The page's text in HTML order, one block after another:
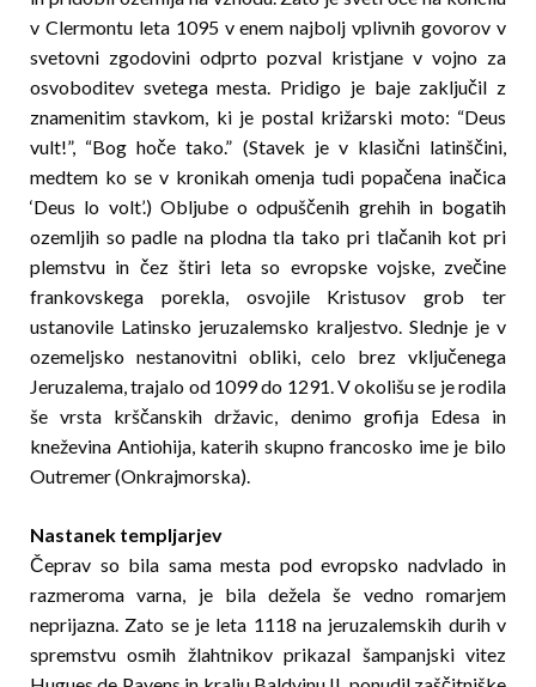
v Clermontu leta 1095 v enem najbolj vplivnih govorov v
svetovni zgodovini odprto pozval kristjane v vojno za
osvobodi­tev svetega mesta. Pridigo je baje zaključil z
znamenitim stavkom, ki je postal križarski moto: “Deus
vult!”, “Bog hoče tako.” (Stavek je v klasični latinš­či­ni,
medtem ko se v kronikah omenja tudi popačena ina­či­ca
‘Deus lo volt’.) Obljube o odpuščenih grehih in bogatih
ozemljih so padle na plodna tla tako pri tlačanih kot pri
plemstvu in čez štiri leta so evropske vojske, zvečine
frankovskega porekla, osvojile Kristusov grob ter
ustanovile Latinsko jeruzalemsko kraljestvo. Slednje je v
ozemeljsko nestanovitni obliki, celo brez vk­lju­čenega
Jeruzalema, trajalo od 1099 do 1291. V oko­­lišu se je rodila
še vrsta krščanskih državic, denimo grofija Edesa in
kneževina Antiohija, katerih skupno francosko ime je bilo
Outremer (Onkrajmorska).
Nastanek templjarjev
Čeprav so bila sama mesta pod evropsko nadvlado in
razmeroma varna, je bila dežela še vedno romarjem
neprijazna. Zato se je leta 1118 na jeruzalemskih durih v
spremstvu osmih žlahtnikov prikazal šampanjski vitez